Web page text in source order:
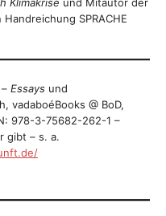
Klimakrise und Mitautor der
SPRACHE
– Essays und
vadaboéBooks @ BoD,
978-3-75682-262-1 –
gibt – s. a.